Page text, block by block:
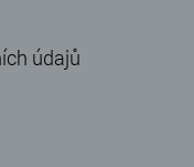
údajů